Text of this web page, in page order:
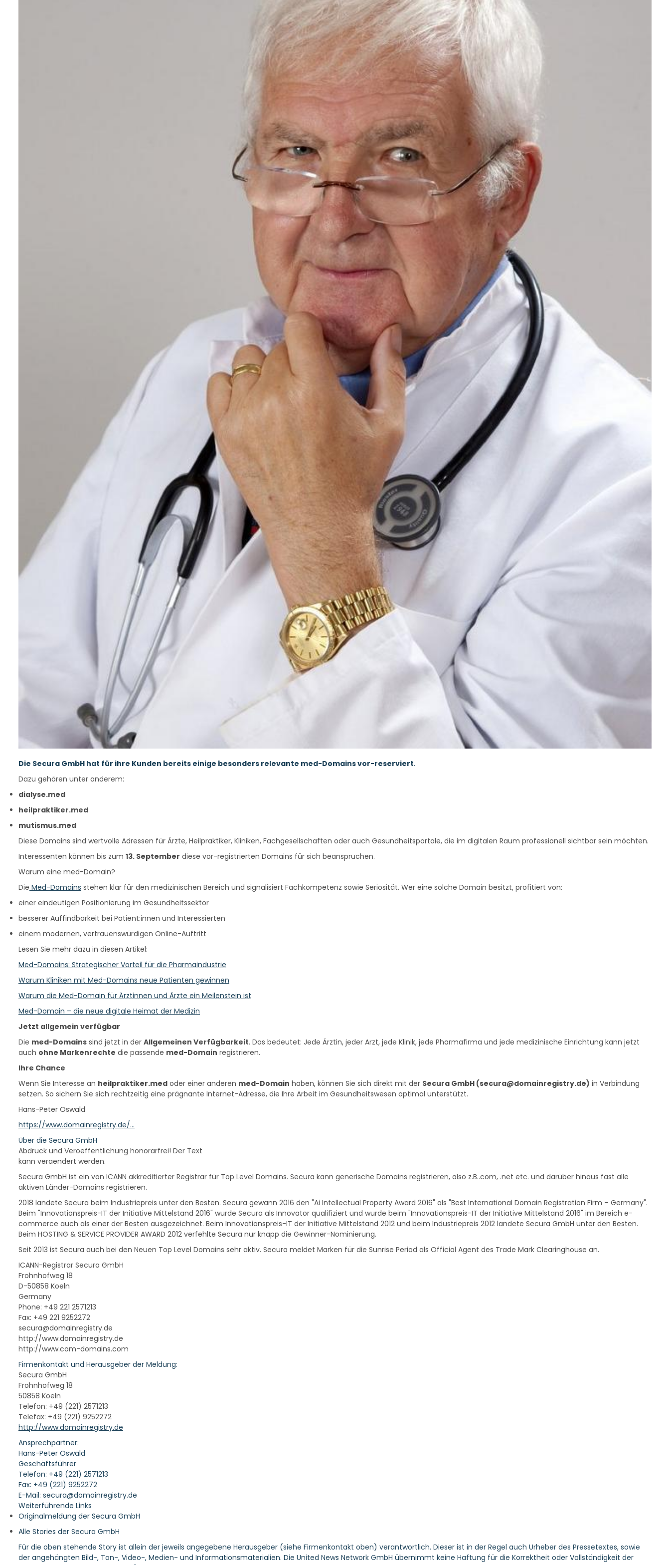
Die Secura GmbH hat für ihre Kunden bereits einige besonders relevante med-Domainsvor-reserviert.
Dazu gehören unter anderem:
dialyse.med
heilpraktiker.med
mutismus.med
Diese Domains sind wertvolle Adressen für Ärzte, Heilpraktiker, Kliniken, Fachgesellschaften oder auch Gesundheitsportale, die im digitalen Raum professionell sichtbar sein möchten.
Interessenten können bis zum 13. September diese vor-registrierten Domains für sich beanspruchen.
Warum eine med-Domain?
Die Med-Domains stehen klar für den medizinischen Bereich und signalisiert Fachkompetenz sowie Seriosität. Wer eine solche Domain besitzt, profitiert von:
einer eindeutigen Positionierung im Gesundheitssektor
besserer Auffindbarkeit bei Patient:innen und Interessierten
einem modernen, vertrauenswürdigen Online-Auftritt
Lesen Sie mehr dazu in diesen Artikel:
Med-Domains: Strategischer Vorteil für die Pharmaindustrie
Warum Kliniken mit Med-Domains neue Patienten gewinnen
Warum die Med-Domain für Ärztinnen und Ärzte ein Meilenstein ist
Med-Domain – die neue digitale Heimat der Medizin
Jetzt allgemein verfügbar
Die med-Domains sind jetzt in der Allgemeinen Verfügbarkeit. Das bedeutet: Jede Ärztin, jeder Arzt, jede Klinik, jede Pharmafirma und jede medizinische Einrichtung kann jetzt
auch ohne Markenrechte die passende med-Domain registrieren.
Ihre Chance
Wenn Sie Interesse an heilpraktiker.med oder einer anderen med-Domain haben, können Sie sich direkt mit der Secura GmbH (secura@domainregistry.de) in Verbindung
setzen. So sichern Sie sich rechtzeitig eine prägnante Internet-Adresse, die Ihre Arbeit im Gesundheitswesen optimal unterstützt.
Hans-Peter Oswald
https://www.domainregistry.de/…
Über die Secura GmbH
Abdruck und Veroeffentlichung honorarfrei! Der Text
kann veraendert werden.
Secura GmbH ist ein von ICANN akkreditierter Registrar für Top Level Domains. Secura kann generische Domains registrieren, also z.B..com, .net etc. und darüber hinaus fast alle
aktiven Länder-Domains registrieren.
2018 landete Secura beim Industriepreis unter den Besten. Secura gewann 2016 den "Ai Intellectual Property Award 2016" als "Best International Domain Registration Firm – Germany".
Beim "Innovationspreis-IT der Initiative Mittelstand 2016" wurde Secura als Innovator qualifiziert und wurde beim "Innovationspreis-IT der Initiative Mittelstand 2016" im Bereich e-
commerce auch als einer der Besten ausgezeichnet. Beim Innovationspreis-IT der Initiative Mittelstand 2012 und beim Industriepreis 2012 landete Secura GmbH unter den Besten.
Beim HOSTING & SERVICE PROVIDER AWARD 2012 verfehlte Secura nur knapp die Gewinner-Nominierung.
Seit 2013 ist Secura auch bei den Neuen Top Level Domains sehr aktiv. Secura meldet Marken für die Sunrise Period als Official Agent des Trade Mark Clearinghouse an.
ICANN-Registrar Secura GmbH
Frohnhofweg 18
D-50858 Koeln
Germany
Phone: +49 221 2571213
Fax: +49 221 9252272
secura@domainregistry.de
http://www.domainregistry.de
http://www.com-domains.com
Firmenkontakt und Herausgeber der Meldung:
Secura GmbH
Frohnhofweg 18
50858 Koeln
Telefon: +49 (221) 2571213
Telefax: +49 (221) 9252272
http://www.domainregistry.de
Ansprechpartner:
Hans-Peter Oswald
Geschäftsführer
Telefon: +49 (221) 2571213
Fax: +49 (221) 9252272
E-Mail: secura@domainregistry.de
Weiterführende Links
Originalmeldung der Secura GmbH
Alle Stories der Secura GmbH
Für die oben stehende Story ist allein der jeweils angegebene Herausgeber (siehe Firmenkontakt oben) verantwortlich. Dieser ist in der Regel auch Urheber des Pressetextes, sowie
der angehängten Bild-, Ton-, Video-, Medien- und Informationsmaterialien. Die United News Network GmbH übernimmt keine Haftung für die Korrektheit oder Vollständigkeit der